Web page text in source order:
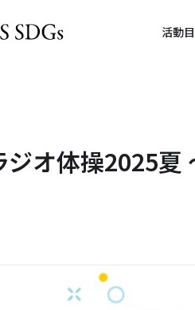
KEIO SPORTS SDGs
活動
オ体操2025夏